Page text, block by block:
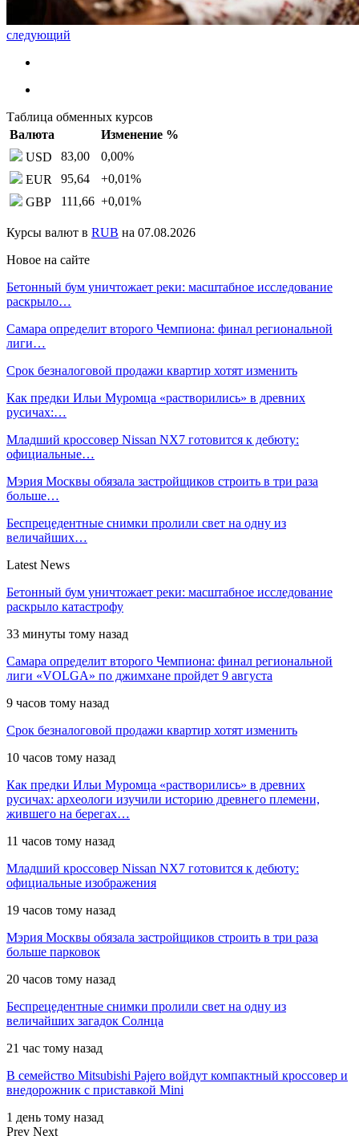
следующий
Таблица обменных курсов
Валюта
Изменение %
USD
83,00 0,00%
EUR
95,64 +0,01%
GBP
111,66 +0,01%
Курсы валют в RUB на 07.08.2026
Новое на сайте
Бетонный бум уничтожает реки: масштабное исследование
раскрыло…
Самара определит второго Чемпиона: финал региональной
лиги…
Срок безналоговой продажи квартир хотят изменить
Как предки Ильи Муромца «растворились» в древних
русичах:…
Младший кроссовер Nissan NX7 готовится к дебюту:
официальные…
Мэрия Москвы обязала застройщиков строить в три раза
больше…
Беспрецедентные снимки пролили свет на одну из
величайших…
Latest News
Бетонный бум уничтожает реки: масштабное исследование
раскрыло катастрофу
33 минуты тому назад
Самара определит второго Чемпиона: финал региональной
лиги «VOLGA» по джимхане пройдет 9 августа
9 часов тому назад
Срок безналоговой продажи квартир хотят изменить
10 часов тому назад
Как предки Ильи Муромца «растворились» в древних
русичах: археологи изучили историю древнего племени,
жившего на берегах…
11 часов тому назад
Младший кроссовер Nissan NX7 готовится к дебюту:
официальные изображения
19 часов тому назад
Мэрия Москвы обязала застройщиков строить в три раза
больше парковок
20 часов тому назад
Беспрецедентные снимки пролили свет на одну из
величайших загадок Солнца
21 час тому назад
В семейство Mitsubishi Pajero войдут компактный кроссовер и
внедорожник с приставкой Mini
1 день тому назад
Prev Next